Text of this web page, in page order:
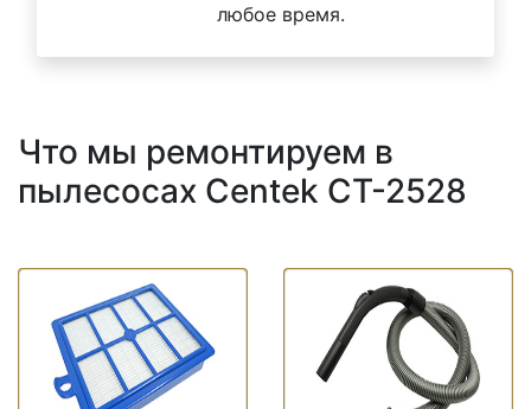
любое время.
Что мы ремонтируем в
пылесосах Centek CT-2528